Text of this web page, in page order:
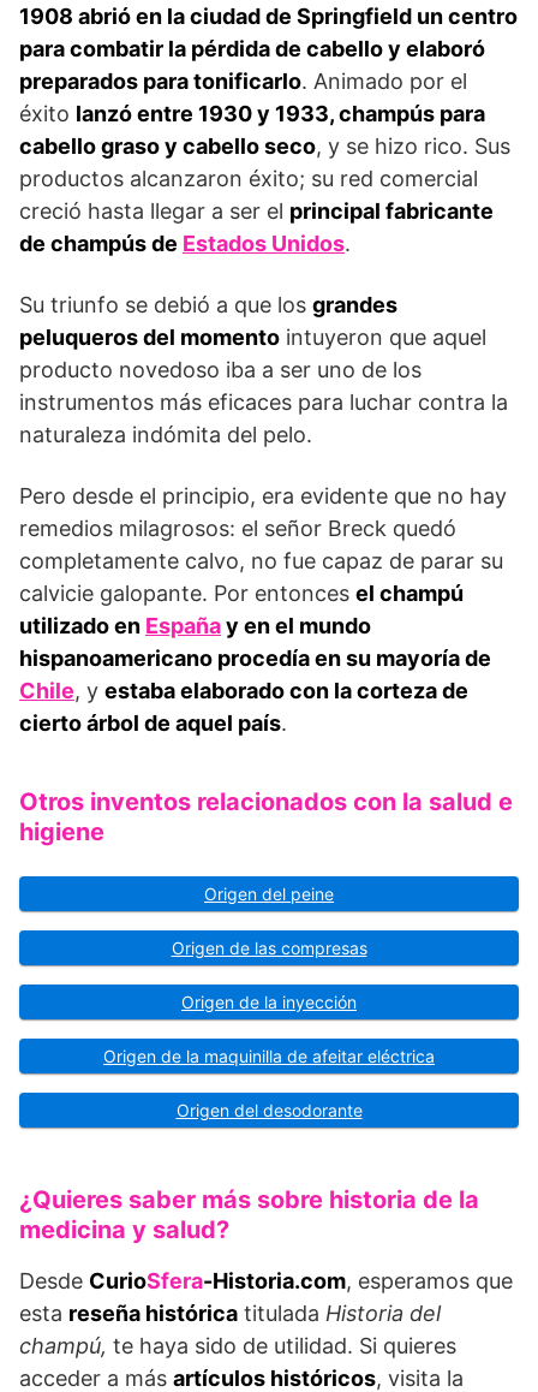
1908 abrió en la ciudad de Springfield un centro
para combatir la pérdida de cabello y elaboró
preparados para tonificarlo. Animado por el
éxito lanzó entre 1930 y 1933, champús para
cabello graso y cabello seco, y se hizo rico. Sus
productos alcanzaron éxito; su red comercial
creció hasta llegar a ser el principal fabricante
de champús de Estados Unidos.
Su triunfo se debió a que los grandes
peluqueros del momento intuyeron que aquel
producto novedoso iba a ser uno de los
instrumentos más eficaces para luchar contra la
naturaleza indómita del pelo.
Pero desde el principio, era evidente que no hay
remedios milagrosos: el señor Breck quedó
completamente calvo, no fue capaz de parar su
calvicie galopante. Por entonces el champú
utilizado en Españay en el mundo
hispanoamericano procedía en su mayoría de
Chile, y estaba elaborado con la corteza de
cierto árbol de aquel país.
Otros inventos relacionados con la salud e
higiene
Origen del peine
Origen de las compresas
Origen de la inyección
Origen de la maquinilla de afeitar eléctrica
Origen del desodorante
¿Quieres saber más sobre historia de la
medicina y salud?
Desde CurioSfera-Historia.com, esperamos que
esta reseña histórica titulada Historia del
champú, te haya sido de utilidad. Si quieres
acceder a más artículos históricos, visita la